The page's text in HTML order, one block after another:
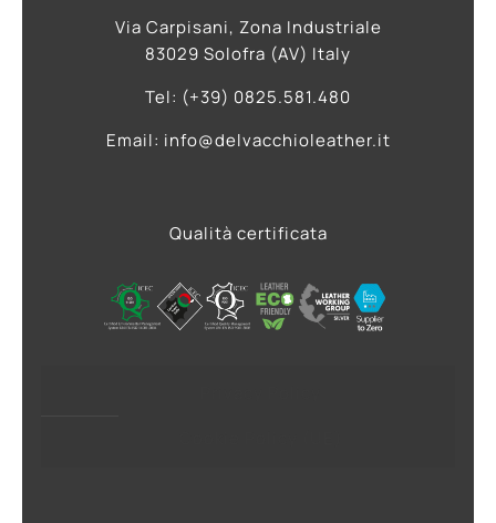
Via Carpisani, Zona Industriale
83029 Solofra (AV) Italy
Tel: (+39) 0825.581.480
Email: info@delvacchioleather.it
Qualità certificata